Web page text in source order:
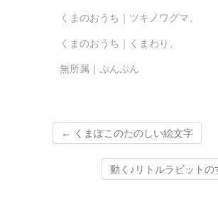
くまのおうち｜ツキノワグマ、
くまのおうち｜くまわり 、
無所属｜ぷんぷん
← くまぽこのたのしい絵文字
動く♪リトルラビットの